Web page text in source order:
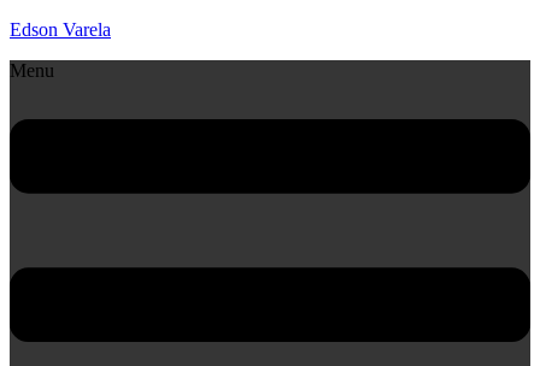
Edson Varela
Menu